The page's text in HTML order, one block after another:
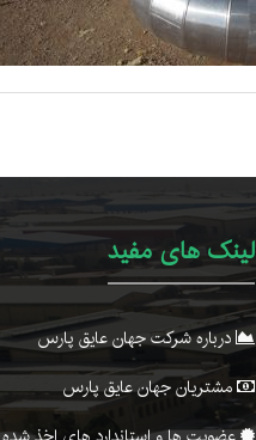
لینک های مفید
درباره شرکت جهان عایق پارس
مشتریان جهان عایق پارس